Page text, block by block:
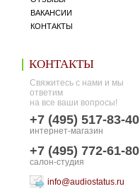
ВАКАНСИИ
КОНТАКТЫ
КОНТАКТЫ
Свяжитесь с нами и мы
ответим
на все ваши вопросы!
+7 (495) 517-83-40
интернет-магазин
+7 (495) 772-61-80
салон-студия
info@audiostatus.ru